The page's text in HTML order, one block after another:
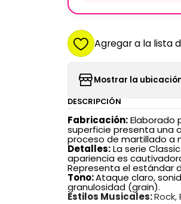
Agregar a la lista
Mostrar la
DESCRIPCIÓN
Fabricación:Elaborado
superficie presenta una
proceso de martillado a
​Detalles:La serie
apariencia es
Representa el estándar
​Tono:Ataque claro,
granulosidad (grain).
​Estilos Musicales:Rock,